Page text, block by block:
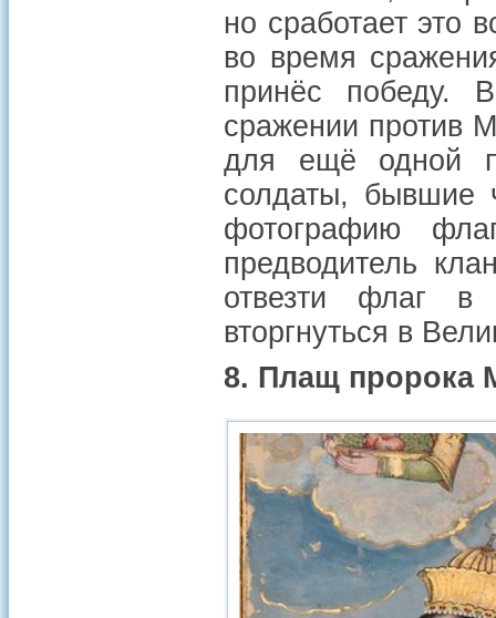
но сработает это
во время
принёс победу.
сражении против
для ещё одной
солдаты, бывшие
фотографию
предводитель
отвезти флаг в
вторгнуться в
8. Плащ пророка